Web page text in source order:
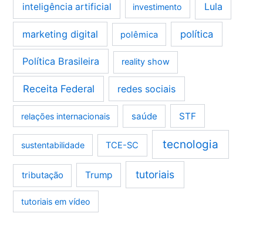
inteligência artificial investimento Lula
marketing digital polêmica política
Política Brasileira reality show
Receita Federal redes sociais
relações internacionais saúde STF
sustentabilidade TCE-SC tecnologia
tributação Trump tutoriais
tutoriais em vídeo